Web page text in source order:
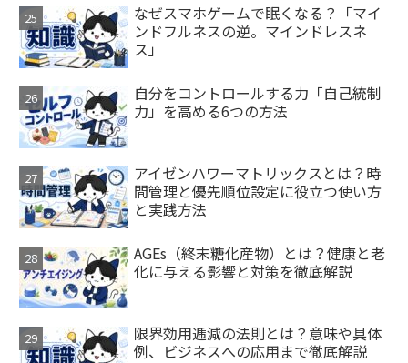
なぜスマホゲームで眠くなる？「マイ
ンドフルネスの逆。マインドレスネ
ス」
自分をコントロールする力「自己統制
力」を高める6つの方法
アイゼンハワーマトリックスとは？時
間管理と優先順位設定に役立つ使い方
と実践方法
AGEs（終末糖化産物）とは？健康と老
化に与える影響と対策を徹底解説
限界効用逓減の法則とは？意味や具体
例、ビジネスへの応用まで徹底解説